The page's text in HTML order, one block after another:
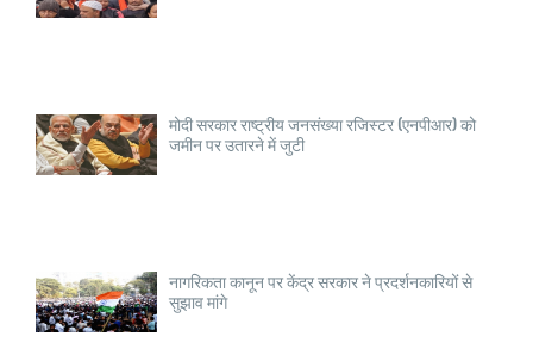
मोदी सरकार राष्ट्रीय जनसंख्या रजिस्टर (एनपीआर) को
जमीन पर उतारने में जुटी
नागरिकता कानून पर केंद्र सरकार ने प्रदर्शनकारियों से
सुझाव मांगे